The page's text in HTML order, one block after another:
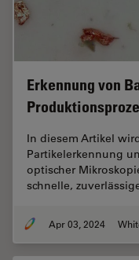
Erkennung von
In diesem Artikel
Partikelerkennung
optischer
schnelle,
Apr 03, 2024